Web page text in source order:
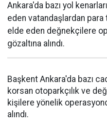
Ankara'da bazı yol
eden vatandaşlardan
elde eden değnekçilere
gözaltına alındı.
Başkent Ankara'da bazı
korsan otoparkçılık ve
kişilere yönelik
alındı.